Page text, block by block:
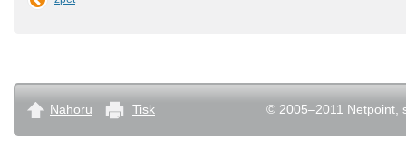
© 2005–2011 Netpoint,
Nahoru Tisk